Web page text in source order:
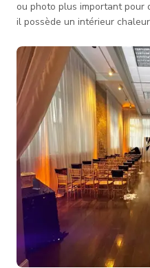
ou photo plus important pour
il possède un intérieur
musicaux, contenus pour les
encore. N'oubliez pas de
auprès de l'hôte.